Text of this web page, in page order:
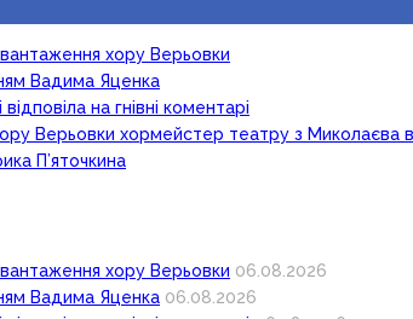
хору Верьовки
Вадима Яценка
на гнівні коментарі
Верьовки хормейстер театру з Миколаєва
П’яточкина
хору Верьовки 06.08.2026
Вадима Яценка 06.08.2026